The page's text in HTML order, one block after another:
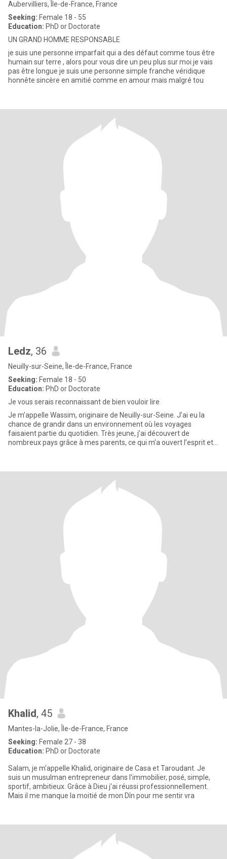
Aubervilliers, Île-de-France, France
Seeking: Female 18 - 55
Education: PhD or Doctorate
UN GRAND HOMME RESPONSABLE
je suis une personne imparfait qui a des défaut comme tous être
humain sur terre , alors pour vous dire un peu plus sur moi je vais
pas être longue je suis une personne simple franche véridique
honnête sincère en amitié comme en amour mais malgré tou
Ledz, 36
Neuilly-sur-Seine, Île-de-France, France
Seeking: Female 18 - 50
Education: PhD or Doctorate
Je vous serais reconnaissant de bien vouloir lire
Je m’appelle Wassim, originaire de Neuilly-sur-Seine. J’ai eu la
chance de grandir dans un environnement où les voyages
faisaient partie du quotidien. Très jeune, j’ai découvert de
nombreux pays grâce à mes parents, ce qui m’a ouvert l’esprit et
Khalid, 45
Mantes-la-Jolie, Île-de-France, France
Seeking: Female 27 - 38
Education: PhD or Doctorate
Salam, je m'appelle Khalid, originaire de Casa et Taroudant. Je
suis un musulman entrepreneur dans l'immobilier, posé, simple,
sportif, ambitieux. Grâce à Dieu j'ai réussi professionnellement.
Mais il me manque la moitié de mon Dîn pour me sentir vra